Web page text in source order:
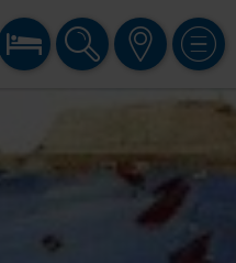
BUCHEN SUCHE KARTE MENÜ